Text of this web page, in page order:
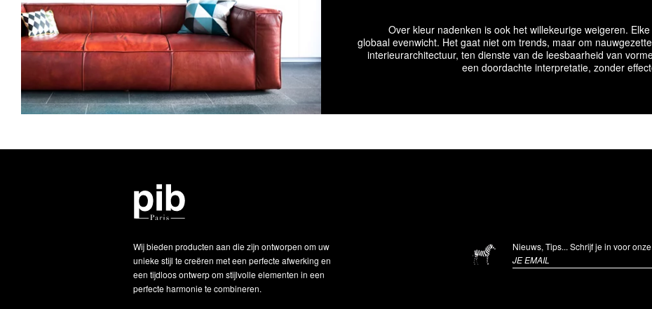
Over kleur nadenken is ook het willekeurige weigeren.
globaal evenwicht. Het gaat niet om trends, maar om
interieurarchitectuur, ten dienste van de leesbaarheid van
een doordachte interpretatie, zonder
Wij bieden producten aan die zijn ontworpen om uw
unieke stijl te creëren met een perfecte afwerking en
een tijdloos ontwerp om stijlvolle elementen in een
perfecte harmonie te combineren.
Nieuws, Tips... Schrijf je in voor